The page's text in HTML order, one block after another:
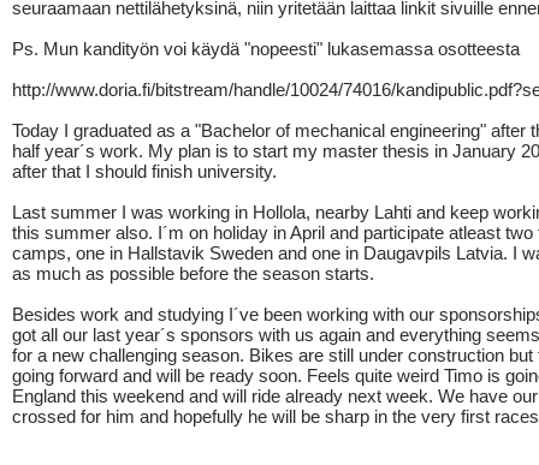
seuraamaan nettilähetyksinä, niin yritetään laittaa linkit sivuille
Ps. Mun kandityön voi käydä "nopeesti" lukasemassa osotteesta
http://www.doria.fi/bitstream/handle/10024/74016/
Today I graduated as a "Bachelor of mechanical engineering" after
half year´s work. My plan is to start my master thesis in January
after that I should finish university.
Last summer I was working in Hollola, nearby Lahti and keep
this summer also. I´m on holiday in April and participate atleast two
camps, one in Hallstavik Sweden and one in Daugavpils Latvia. I
as much as possible before the season starts.
Besides work and studying I´ve been working with our
got all our last year´s sponsors with us again and everything
for a new challenging season. Bikes are still under construction but
going forward and will be ready soon. Feels quite weird Timo is
England this weekend and will ride already next week. We have
crossed for him and hopefully he will be sharp in the very first